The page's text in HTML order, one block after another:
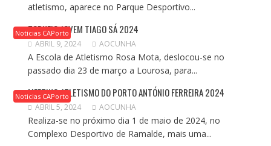
atletismo, aparece no Parque Desportivo...
Noticias CAPorto
TORNEIO JOVEM TIAGO SÁ 2024
ABRIL 9, 2024 AOCUNHA
A Escola de Atletismo Rosa Mota, deslocou-se no
passado dia 23 de março a Lourosa, para...
Noticias CAPorto
MEETING ATLETISMO DO PORTO ANTÓNIO FERREIRA 2024
ABRIL 5, 2024 AOCUNHA
Realiza-se no próximo dia 1 de maio de 2024, no
Complexo Desportivo de Ramalde, mais uma...